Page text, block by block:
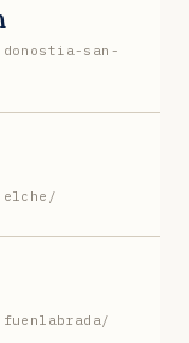
san-
elche/
fuenlabrada/